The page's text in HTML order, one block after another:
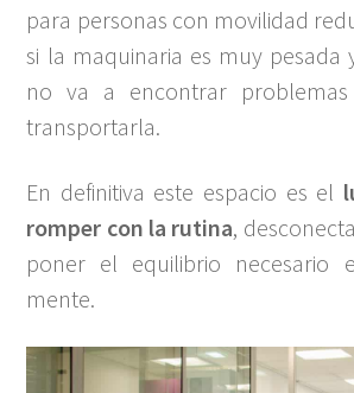
para personas con movilidad
si la maquinaria es muy pesada
no va a encontrar
transportarla.
En definitiva este espacio es el
romper con la rutina,
poner el equilibrio necesario
mente.